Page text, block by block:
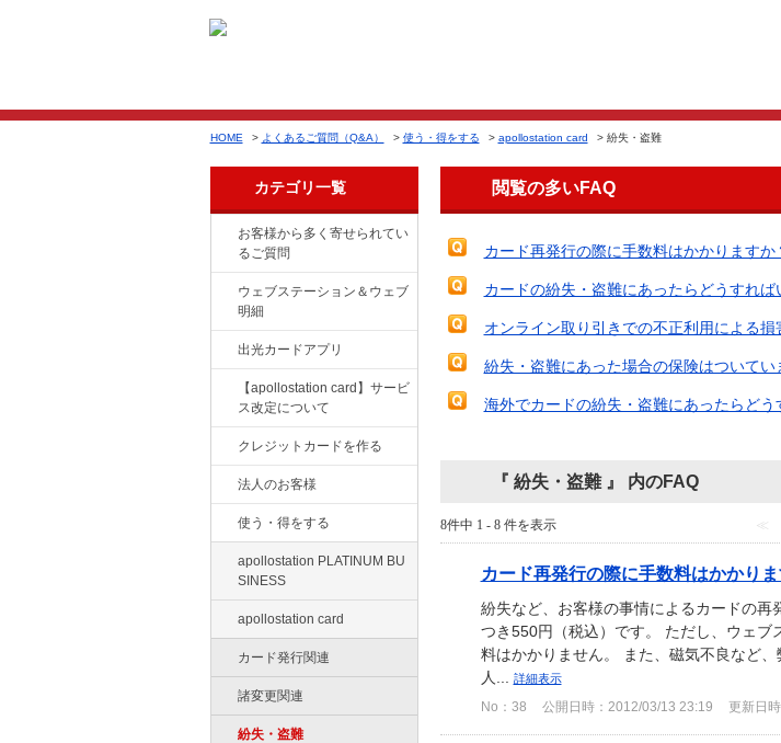
HOME > よくあるご質問（Q&A） > 使う・得をする > apollostation card > 紛失・盗難
カテゴリ一覧
お客様から多く寄せられてい
るご質問
ウェブステーション＆ウェブ
明細
出光カードアプリ
【apollostation card】サービ
ス改定について
クレジットカードを作る
法人のお客様
使う・得をする
apollostation PLATINUM BU
SINESS
apollostation card
カード発行関連
諸変更関連
紛失・盗難
閲覧の多いFAQ
カード再発行の際に手数料はかかりますか
カードの紛失・盗難にあったらどうすれば
オンライン取り引きでの不正利用による損
紛失・盗難にあった場合の保険はついてい
海外でカードの紛失・盗難にあったらどう
『 紛失・盗難 』 内のFAQ
8件中 1 - 8 件を表示 ≪
カード再発行の際に手数料はかかりま
紛失など、お客様の事情によるカードの
つき550円（税込）です。 ただし、ウェブ
料はかかりません。 また、磁気不良など
人...
詳細表示
No：38 公開日時：2012/03/13 23:19 更新日